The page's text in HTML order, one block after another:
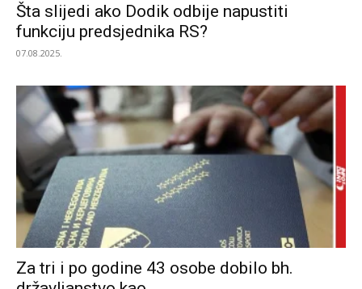
Šta slijedi ako Dodik odbije napustiti
funkciju predsjednika RS?
07.08.2025.
Za tri i po godine 43 osobe dobilo bh.